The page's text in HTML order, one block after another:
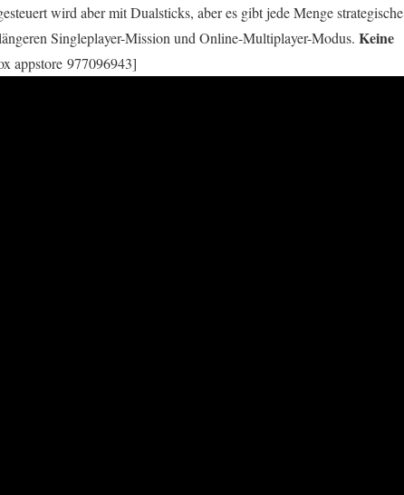
wird aber mit Dualsticks, aber es gibt jede Menge strategische
Singleplayer-Mission und Online-Multiplayer-Modus. Keine
appstore 977096943]